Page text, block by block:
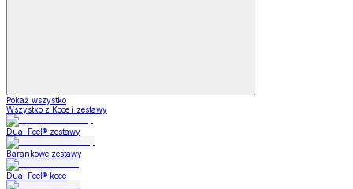
Pokaż wszystko
Wszystko z Koce i zestawy
Dual Feel® zestawy
Barankowe zestawy
Dual Feel® koce